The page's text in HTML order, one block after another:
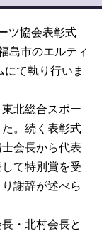
ツ協会表彰式
島市のエルティ
て執り行いま
北総合スポー
。続く表彰式
会長から代表
て特別賞を受
謝辞が述べら
・北村会長と